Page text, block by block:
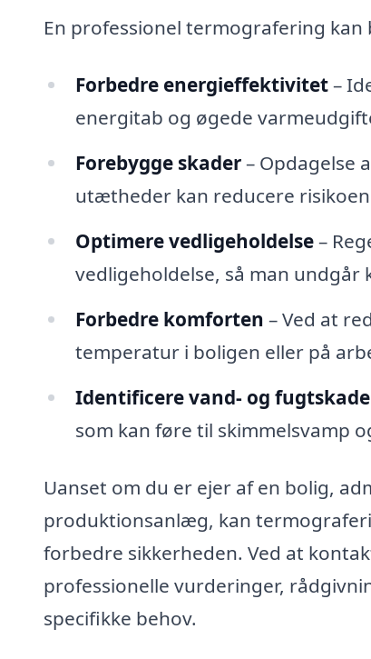
En professionel termografering
Forbedre energieffektivitet–
energitab og øgede
Forebygge skader– Opdagelse
utætheder kan reducere
Optimere vedligeholdelse–
vedligeholdelse, så man
Forbedre komforten – Ved at
temperatur i boligen eller på
Identificere vand- og
som kan føre til skimmelsvamp
Uanset om du er ejer af en bolig,
produktionsanlæg, kan
forbedre sikkerheden. Ved at
professionelle vurderinger,
specifikke behov.